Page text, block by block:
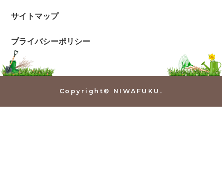
サイトマップ
プライバシーポリシー
Copyright© NIWAFUKU.